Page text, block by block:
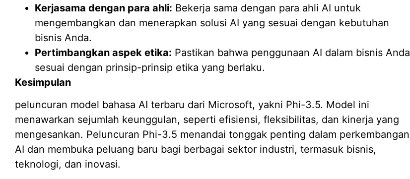
Kerjasama dengan para ahli: Bekerja sama dengan para ahli AI untuk
mengembangkan dan menerapkan solusi AI yang sesuai dengan kebutuhan
bisnis Anda.
Pertimbangkan aspek etika: Pastikan bahwa penggunaan AI dalam bisnis Anda
sesuai dengan prinsip-prinsip etika yang berlaku.
Kesimpulan
peluncuran model bahasa AI terbaru dari Microsoft, yakni Phi-3.5. Model ini
menawarkan sejumlah keunggulan, seperti efisiensi, fleksibilitas, dan kinerja yang
mengesankan. Peluncuran Phi-3.5 menandai tonggak penting dalam perkembangan
AI dan membuka peluang baru bagi berbagai sektor industri, termasuk bisnis,
teknologi, dan inovasi.